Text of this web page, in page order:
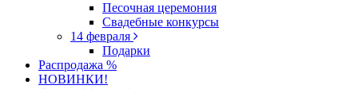
Песочная церемония
Свадебные конкурсы
14 февраля
Подарки
Распродажа %
НОВИНКИ!